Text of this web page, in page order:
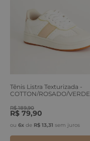
Tênis Listra Texturizada -
COTTON/ROSADO/VERDE
R$ 189,90
R$ 79,90
ou 6x de R$ 13,31 sem juros